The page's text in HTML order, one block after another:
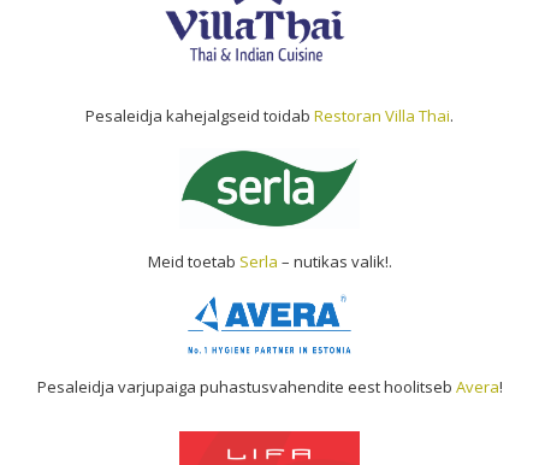
Pesaleidja kahejalgseid toidab Restoran Villa Thai.
Meid toetab Serla – nutikas valik!.
Pesaleidja varjupaiga puhastusvahendite eest hoolitseb Avera!